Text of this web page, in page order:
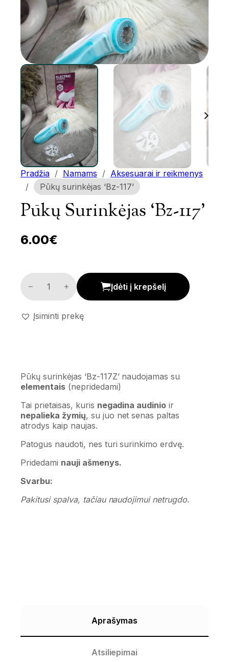
Pradžia / Namams / Aksesuarai ir reikmenys
/
Pūkų surinkėjas ‘Bz-117’
Pūkų Surinkėjas ‘Bz-117’
6.00€
Pūkų surinkėjas 'Bz-117' kiekis
Įdėti į krepšelį
Įsiminti prekę
Pūkų surinkėjas ‘Bz-117Z’ naudojamas su
elementais(nepridedami)
Tai prietaisas, kuris negadina audinio ir
nepalieka žymių, su juo net senas paltas
atrodys kaip naujas.
Patogus naudoti, nes turi surinkimo erdvę.
Pridedami nauji ašmenys.
Svarbu:
Pakitusi spalva, tačiau naudojimui netrugdo.
Aprašymas
Atsiliepimai